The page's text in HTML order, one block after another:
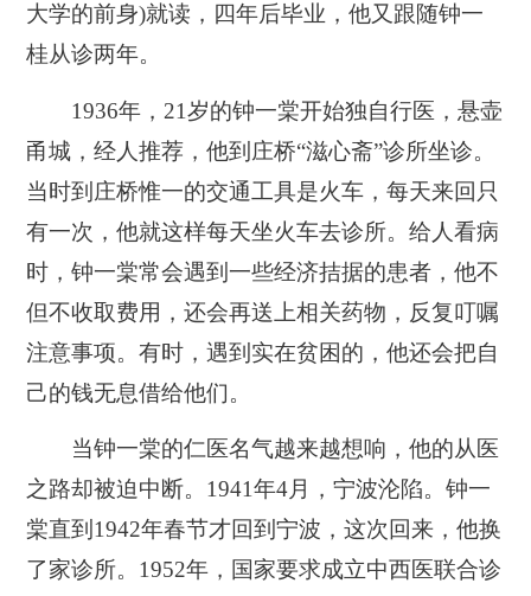
大学的前身)就读，四年后毕业，他又跟随钟一
桂从诊两年。
1936年，21岁的钟一棠开始独自行医，悬壶
甬城，经人推荐，他到庄桥“滋心斋”诊所坐诊。
当时到庄桥惟一的交通工具是火车，每天来回只
有一次，他就这样每天坐火车去诊所。给人看病
时，钟一棠常会遇到一些经济拮据的患者，他不
但不收取费用，还会再送上相关药物，反复叮嘱
注意事项。有时，遇到实在贫困的，他还会把自
己的钱无息借给他们。
当钟一棠的仁医名气越来越想响，他的从医
之路却被迫中断。1941年4月，宁波沦陷。钟一
棠直到1942年春节才回到宁波，这次回来，他换
了家诊所。1952年，国家要求成立中西医联合诊